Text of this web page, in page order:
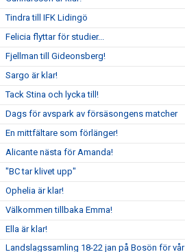
Tindra till IFK Lidingö
Felicia flyttar för studier...
Fjellman till Gideonsberg!
Sargo är klar!
Tack Stina och lycka till!
Dags för avspark av försäsongens matcher
En mittfältare som förlänger!
Alicante nästa för Amanda!
"BC tar klivet upp"
Ophelia är klar!
Välkommen tillbaka Emma!
Ella är klar!
Landslagssamling 18-22 jan på Bosön för